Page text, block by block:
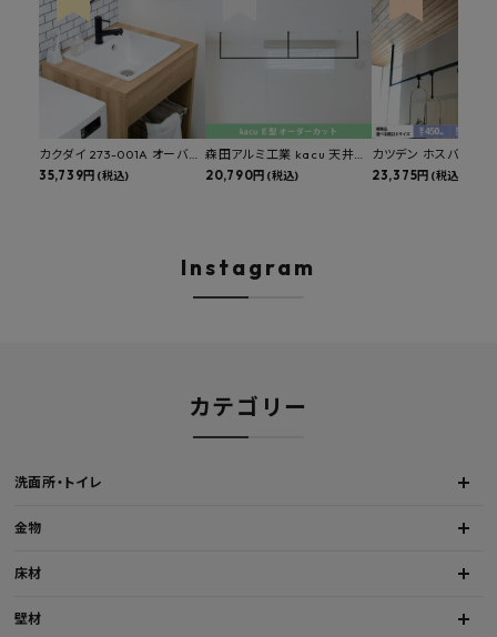
カクダイ 273-001A オーバー
カウンタースロップシンク 選
35,739円 (税込)
森田アルミ工業 kacu 天井付
け物干し E型 サイズオーダー
20,790円 (税込)
カツデン ホスバ 天井
物干し 標準サイズ ス
23,375円 (税込)
Instagram
カテゴリー
洗面所・トイレ
金物
床材
壁材